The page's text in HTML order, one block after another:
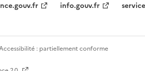
info.gouv.fr
: partiellement conforme